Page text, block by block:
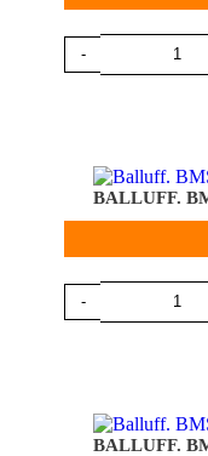
-
BALLUFF.
-
BALLUFF.